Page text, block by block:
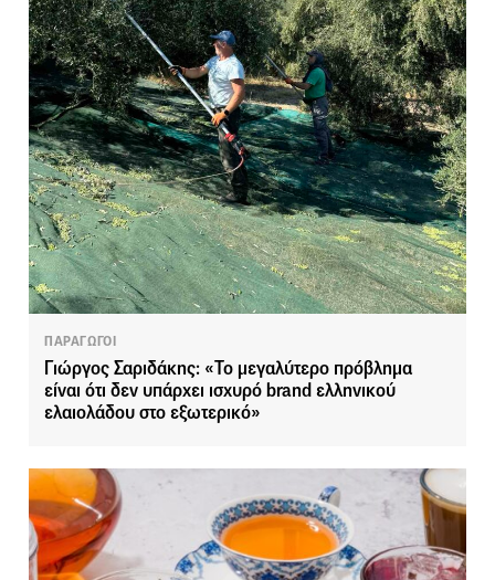
ΠΑΡΑΓΩΓΟΙ
Γιώργος Σαριδάκης: «Το μεγαλύτερο πρόβλημα
είναι ότι δεν υπάρχει ισχυρό brand ελληνικού
ελαιολάδου στο εξωτερικό»